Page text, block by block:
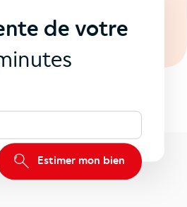
de votre
Estimer mon bien